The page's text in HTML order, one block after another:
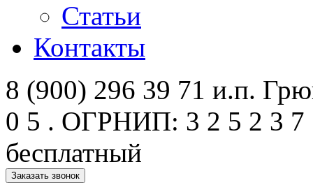
Статьи
Контакты
8 (900) 296 39 71 и.п.
0 5 . ОГРНИП: 3 2 5 2 3 7
бесплатный
Заказать звонок